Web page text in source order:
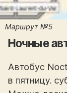
Маршрут №5
Ночные
Автобус
в пятницу.